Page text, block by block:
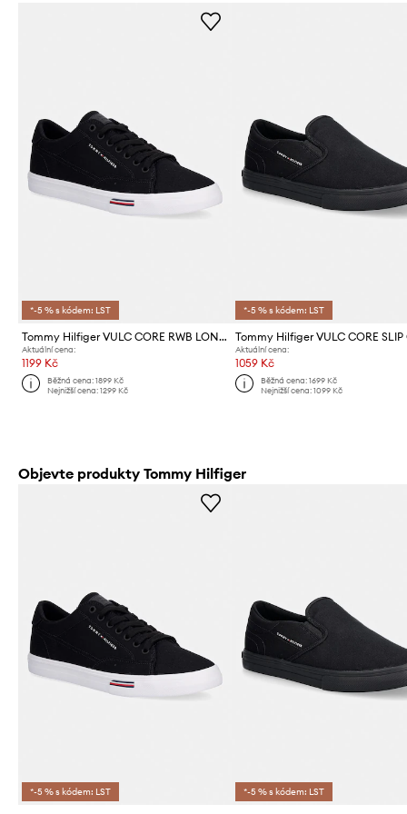
*-5 % s kódem: LST
Tommy Hilfiger VULC CORE RWB LONG LACE CVS tenisky pánské
Aktuální cena:
1199 Kč
Běžná cena:1899 Kč
Nejnižší cena:1299 Kč
*-5 % s kódem: LST
Aktuální cena:
1059 Kč
Běžná cena: 1699 Kč
Nejnižší cena: 1099 Kč
Objevte produkty Tommy Hilfiger
*-5 % s kódem: LST *-5 % s kódem: LST